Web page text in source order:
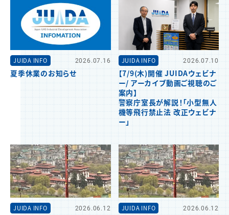
JUIDA INFO 2026.07.16
夏季休業のお知らせ
JUIDA INFO 2026.07.10
【7/9(木)開催 JUIDAウェビナ
ー/ アーカイブ動画ご視聴のご
案内】
警察庁室長が解説！「小型無人
機等飛行禁止法 改正ウェビナ
ー」
JUIDA INFO 2026.06.12 JUIDA INFO 2026.06.12